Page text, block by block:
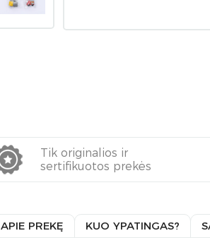
Tik originalios ir
sertifikuotos prekės
APIE PREKĘ KUO YPATINGAS?